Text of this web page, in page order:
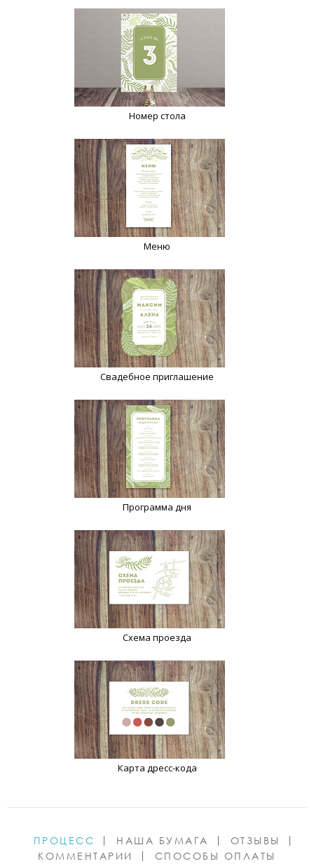
Номер стола
Меню
Свадебное приглашение
Программа дня
Схема проезда
Карта дресс-кода
ПРОЦЕСС НАША БУМАГА
ОТЗЫВЫ
КОММЕНТАРИИ
СПОСОБЫ ОПЛАТЫ